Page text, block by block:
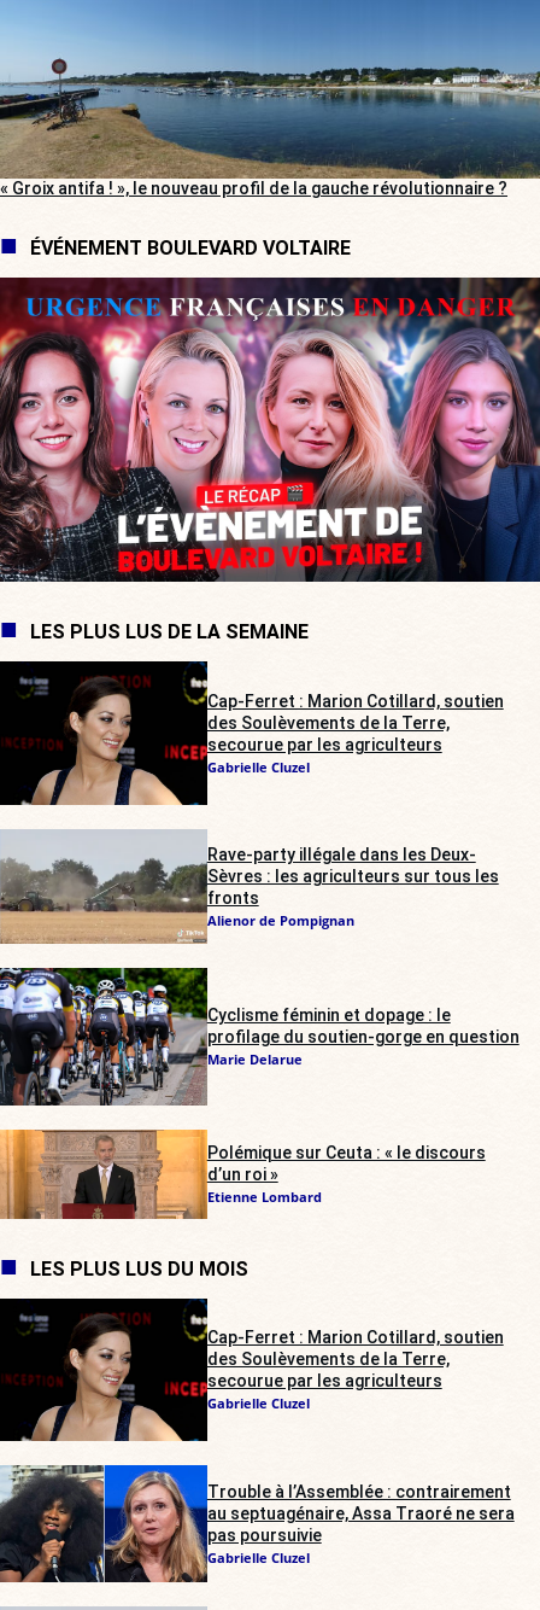
« Groix antifa ! », le nouveau profil de la gauche révolutionnaire ?
ÉVÉNEMENT BOULEVARD VOLTAIRE
LES PLUS LUS DE LA SEMAINE
Cap-Ferret : Marion Cotillard, soutien
des Soulèvements de la Terre,
secourue par les agriculteurs
Gabrielle Cluzel
Rave-party illégale dans les Deux-
Sèvres : les agriculteurs sur tous les
fronts
Alienor de Pompignan
Cyclisme féminin et dopage : le
profilage du soutien-gorge en question
Marie Delarue
Polémique sur Ceuta : « le discours
d’un roi »
Etienne Lombard
LES PLUS LUS DU MOIS
Cap-Ferret : Marion Cotillard, soutien
des Soulèvements de la Terre,
secourue par les agriculteurs
Gabrielle Cluzel
Trouble à l’Assemblée : contrairement
au septuagénaire, Assa Traoré ne sera
pas poursuivie
Gabrielle Cluzel